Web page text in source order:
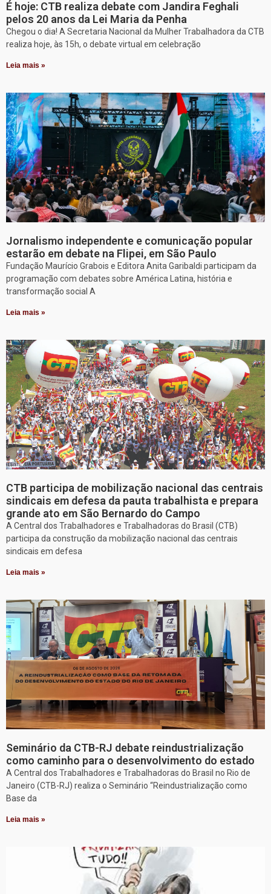
É hoje: CTB realiza debate com Jandira Feghali
pelos 20 anos da Lei Maria da Penha
Chegou o dia! A Secretaria Nacional da Mulher Trabalhadora da CTB
realiza hoje, às 15h, o debate virtual em celebração
Leia mais »
Jornalismo independente e comunicação popular
estarão em debate na Flipei, em São Paulo
Fundação Maurício Grabois e Editora Anita Garibaldi participam da
programação com debates sobre América Latina, história e
transformação social A
Leia mais »
CTB participa de mobilização nacional das centrais
sindicais em defesa da pauta trabalhista e prepara
grande ato em São Bernardo do Campo
A Central dos Trabalhadores e Trabalhadoras do Brasil (CTB)
participa da construção da mobilização nacional das centrais
sindicais em defesa
Leia mais »
Seminário da CTB-RJ debate reindustrialização
como caminho para o desenvolvimento do estado
A Central dos Trabalhadores e Trabalhadoras do Brasil no Rio de
Janeiro (CTB-RJ) realiza o Seminário “Reindustrialização como
Base da
Leia mais »